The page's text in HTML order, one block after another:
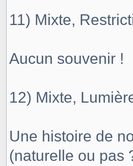
11) Mixte,
Aucun souvenir !
12) Mixte,
Une histoire de
(naturelle ou pas